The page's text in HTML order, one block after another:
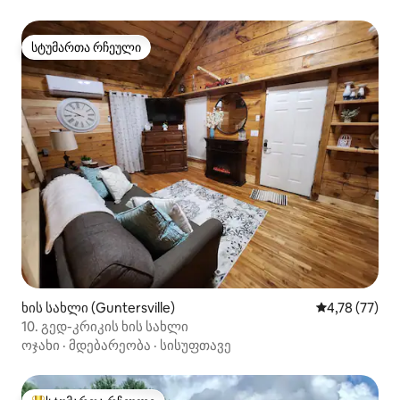
სტუმართა რჩეული
სტუმართა რჩეული
ხის სახლი (Guntersville) საშუალო
4,78 (77)
10. გედ-კრიკის ხის სახლი
ოჯახი · მდებარეობა · სისუფთავე